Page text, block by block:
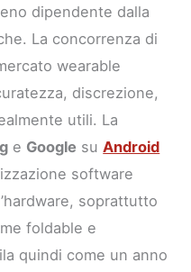
dipendente dalla
La concorrenza di
wearable
discrezione,
utili. La
e Google suAndroid
software
soprattutto
foldable e
quindi come un anno